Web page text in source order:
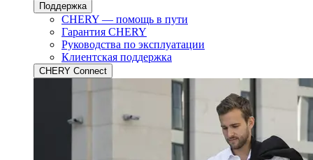
Поддержка
CHERY — помощь в пути
Гарантия CHERY
Руководства по эксплуатации
Клиентская поддержка
CHERY Connect